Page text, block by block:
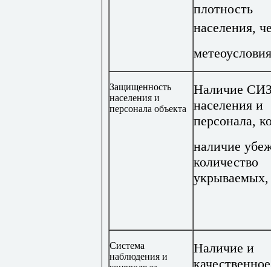
плотность
населения,
Защищенность
населения и
персонала объекта
Наличие
населения и
персонала,
наличие
количество
укрываемых,
Система
наблюдения и
Наличие и
качественное